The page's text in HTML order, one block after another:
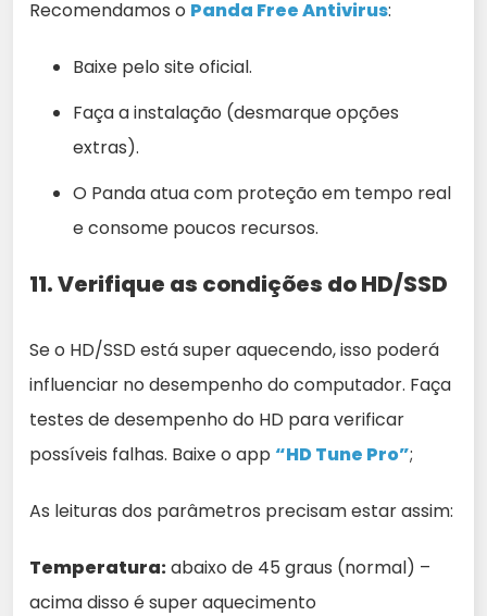
Recomendamos o Panda Free Antivirus:
Baixe pelo site oficial.
Faça a instalação (desmarque opções
extras).
O Panda atua com proteção em tempo real
e consome poucos recursos.
11. Verifique as condições do HD/SSD
Se o HD/SSD está super aquecendo, isso poderá
influenciar no desempenho do computador. Faça
testes de desempenho do HD para verificar
possíveis falhas. Baixe o app “HD Tune Pro”;
As leituras dos parâmetros precisam estar assim:
Temperatura:abaixo de 45 graus (normal) –
acima disso é super aquecimento